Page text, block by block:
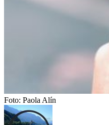
Foto: Paola Alín